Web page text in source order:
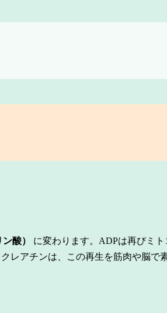
酸）
に変わります。ADPは再びミ
レアチンは、この再生を筋肉や脳で